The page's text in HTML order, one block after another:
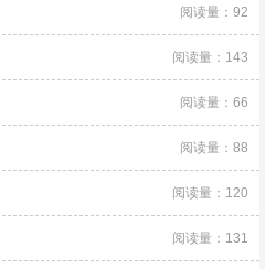
阅读量：92
阅读量：143
阅读量：66
阅读量：88
阅读量：120
阅读量：131